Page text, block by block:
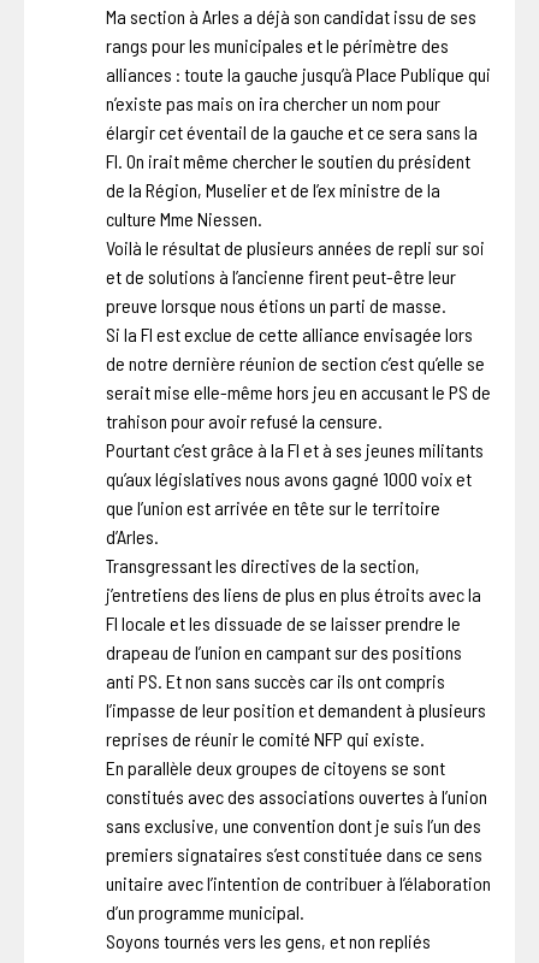
Ma section à Arles a déjà son candidat issu de ses
rangs pour les municipales et le périmètre des
alliances : toute la gauche jusqu’à Place Publique qui
n’existe pas mais on ira chercher un nom pour
élargir cet éventail de la gauche et ce sera sans la
FI. On irait même chercher le soutien du président
de la Région, Muselier et de l’ex ministre de la
culture Mme Niessen.
Voilà le résultat de plusieurs années de repli sur soi
et de solutions à l’ancienne firent peut-être leur
preuve lorsque nous étions un parti de masse.
Si la FI est exclue de cette alliance envisagée lors
de notre dernière réunion de section c’est qu’elle se
serait mise elle-même hors jeu en accusant le PS de
trahison pour avoir refusé la censure.
Pourtant c’est grâce à la FI et à ses jeunes militants
qu’aux législatives nous avons gagné 1000 voix et
que l’union est arrivée en tête sur le territoire
d’Arles.
Transgressant les directives de la section,
j’entretiens des liens de plus en plus étroits avec la
FI locale et les dissuade de se laisser prendre le
drapeau de l’union en campant sur des positions
anti PS. Et non sans succès car ils ont compris
l’impasse de leur position et demandent à plusieurs
reprises de réunir le comité NFP qui existe.
En parallèle deux groupes de citoyens se sont
constitués avec des associations ouvertes à l’union
sans exclusive, une convention dont je suis l’un des
premiers signataires s’est constituée dans ce sens
unitaire avec l’intention de contribuer à l’élaboration
d’un programme municipal.
Soyons tournés vers les gens, et non repliés